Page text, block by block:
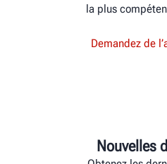
la plus
Demandez de
Nouvelles